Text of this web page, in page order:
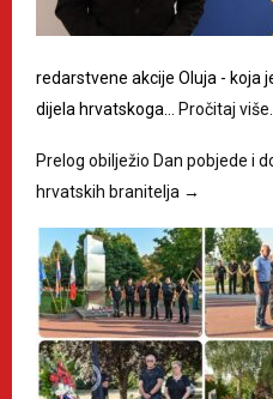
redarstvene akcije Oluja - koja
dijela hrvatskoga… Pročitaj više…
Prelog obilježio Dan pobjede i
hrvatskih branitelja →